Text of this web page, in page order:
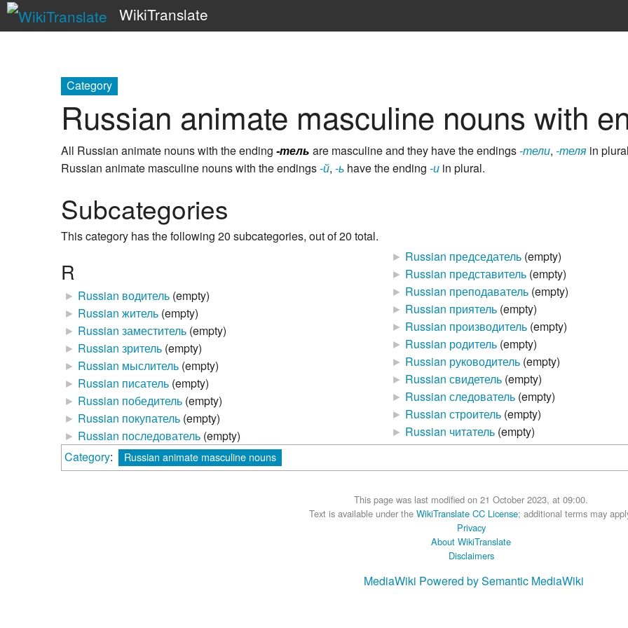
WikiTranslate
Category
Russian animate masculine nouns with
All Russian animate nouns with the ending -тель are masculine and they have the endings-тели, -теля in
Russian animate masculine nouns with the endings-й, -ь have the ending -и in plural.
Subcategories
This category has the following 20 subcategories, out of 20 total.
R
► Russian водитель (empty)
► Russian житель (empty)
► Russian заместитель (empty)
► Russian зритель (empty)
► Russian мыслитель (empty)
► Russian писатель (empty)
► Russian победитель (empty)
► Russian покупатель (empty)
► Russian последователь (empty)
► Russian председатель‎ (empty)
► Russian представитель‎ (empty)
► Russian преподаватель‎ (empty)
► Russian приятель‎ (empty)
► Russian производитель‎ (empty)
► Russian родитель‎ (empty)
► Russian руководитель‎ (empty)
► Russian свидетель‎ (empty)
► Russian следователь‎ (empty)
► Russian строитель‎ (empty)
► Russian читатель‎ (empty)
Category: Russian animate masculine nouns
This page was last modified on 21 October 2023, at 09:00.
Text is available under the WikiTranslate CC License; additional terms may
Privacy
About WikiTranslate
Disclaimers
MediaWiki Powered by Semantic MediaWiki